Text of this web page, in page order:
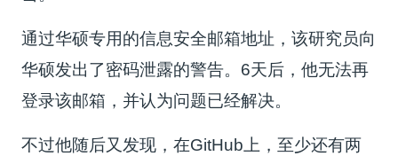
通过华硕专用的信息安全邮箱地址，该研究员向
华硕发出了密码泄露的警告。6天后，他无法再
登录该邮箱，并认为问题已经解决。
不过他随后又发现，在GitHub上，至少还有两